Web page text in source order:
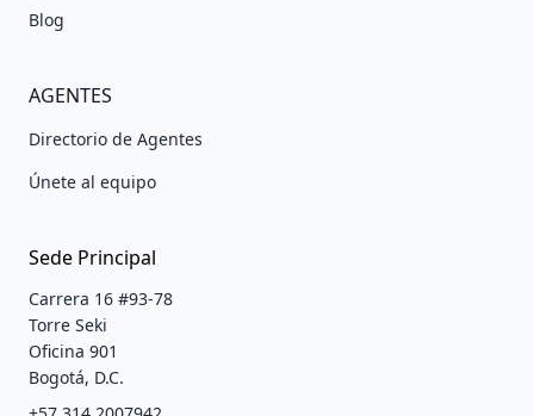
Blog
AGENTES
Directorio de Agentes
Únete al equipo
Sede Principal
Carrera 16 #93-78
Torre Seki
Oficina 901
Bogotá, D.C.